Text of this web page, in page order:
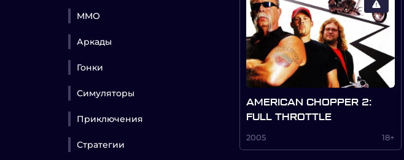
MMO
Аркады
Гонки
Симуляторы
Приключения
Стратегии
AMERICAN CHOPPER 2:
FULL THROTTLE
2005 18+